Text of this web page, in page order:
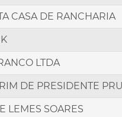
CASA DE RANCHARIA
LTDA
DE PRESIDENTE
LEMES SOARES